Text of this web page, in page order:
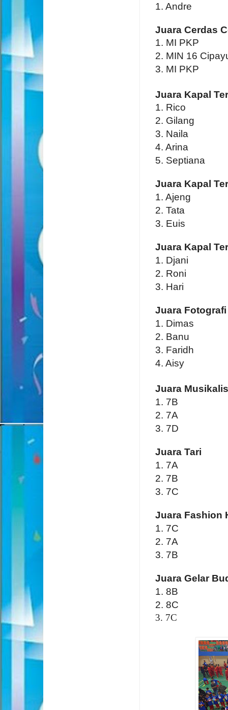
1. Andre
Juara Cerdas
1. MI PKP
2. MIN 16
3. MI PKP
Juara Kapal
1. Rico
2. Gilang
3. Naila
4. Arina
5. Septiana
Juara Kapal
1. Ajeng
2. Tata
3. Euis
Juara Kapal
1. Djani
2. Roni
3. Hari
Juara Fotografi
1. Dimas
2. Banu
3. Faridh
4. Aisy
Juara
1. 7B
2. 7A
3. 7D
Juara Tari
1. 7A
2. 7B
3. 7C
Juara Fashion
1. 7C
2. 7A
3. 7B
Juara Gelar
1. 8B
2. 8C
3. 7C